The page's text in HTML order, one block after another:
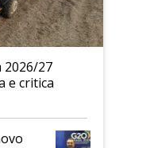
2026/27
e critica